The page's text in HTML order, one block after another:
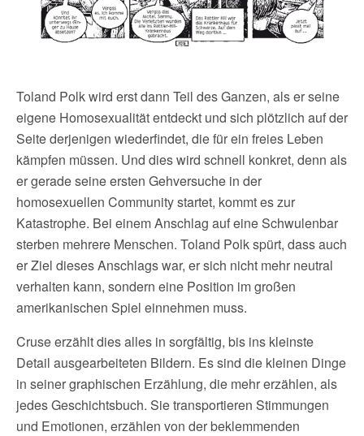
Toland Polk wird erst dann Teil des Ganzen, als er seine
eigene Homosexualität entdeckt und sich plötzlich auf der
Seite derjenigen wiederfindet, die für ein freies Leben
kämpfen müssen. Und dies wird schnell konkret, denn als
er gerade seine ersten Gehversuche in der
homosexuellen Community startet, kommt es zur
Katastrophe. Bei einem Anschlag auf eine Schwulenbar
sterben mehrere Menschen. Toland Polk spürt, dass auch
er Ziel dieses Anschlags war, er sich nicht mehr neutral
verhalten kann, sondern eine Position im großen
amerikanischen Spiel einnehmen muss.
Cruse erzählt dies alles in sorgfältig, bis ins kleinste
Detail ausgearbeiteten Bildern. Es sind die kleinen Dinge
in seiner graphischen Erzählung, die mehr erzählen, als
jedes Geschichtsbuch. Sie transportieren Stimmungen
und Emotionen, erzählen von der beklemmenden